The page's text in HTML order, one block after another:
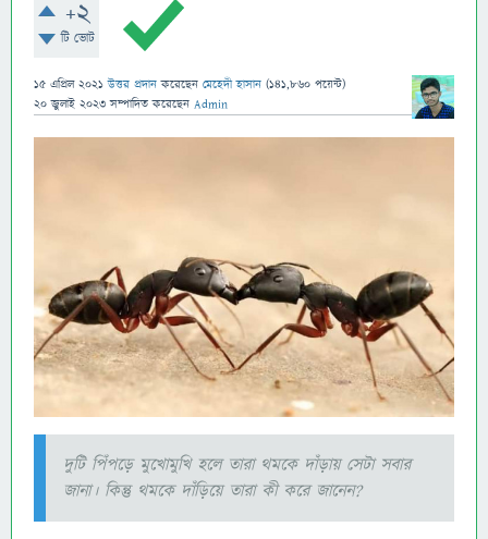
+2
টি ভোট
15 এপ্রিল 2021 উত্তর প্রদান করেছেন মেহেদী হাসান (141,860 পয়েন্ট)
20 জুলাই 2023 সম্পাদিত করেছেন Admin
দুটি পিঁপড়ে মুখোমুখি হলে তারা থমকে দাঁড়ায় সেটা সবার
জানা। কিন্তু থমকে দাঁড়িয়ে তারা কী করে জানেন?